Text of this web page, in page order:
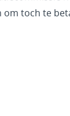
om toch te